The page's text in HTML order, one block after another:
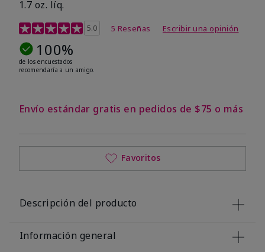
1.7 oz. líq.
Calificación de clientes de 3,4 de 5
5.0 5 Reseñas Escribir una opinión
100%
de los encuestados
recomendaría a un amigo.
Envío estándar gratis en pedidos de $75 o más
Favoritos
Descripción del producto
Información general